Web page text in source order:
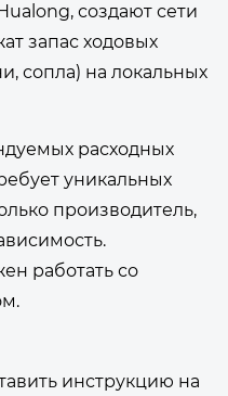
создают сети
запас ходовых
сопла) на локальных
расходных
уникальных
производитель,
работать со
инструкцию на